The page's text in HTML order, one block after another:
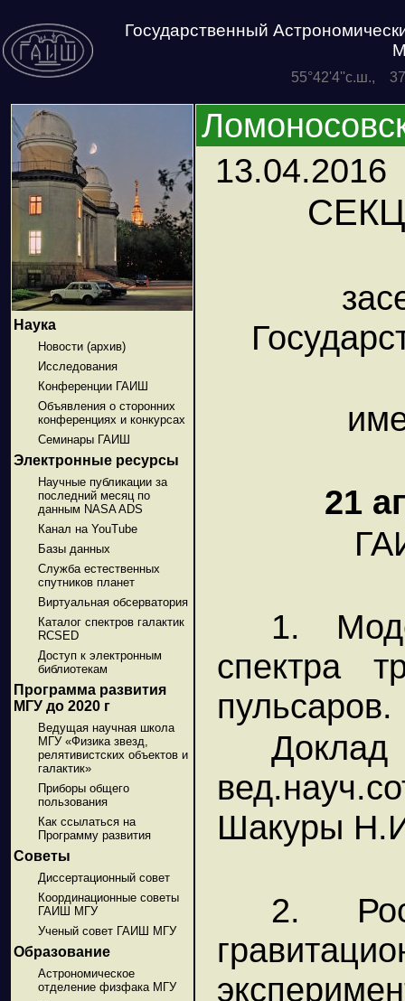
Государственный
55°42'4''с.ш.,
Наука
Новости (архив)
Исследования
Конференции ГАИШ
Объявления о сторонних
конференциях и конкурсах
Семинары ГАИШ
Электронные ресурсы
Научные публикации за
последний месяц по
данным NASA ADS
Канал на YouTube
Базы данных
Служба естественных
спутников планет
Виртуальная обсерватория
Каталог спектров галактик
RCSED
Доступ к электронным
библиотекам
Программа развития
МГУ до 2020 г
Ведущая научная школа
МГУ «Физика звезд,
релятивистских объектов и
галактик»
Приборы общего
пользования
Как ссылаться на
Программу развития
Советы
Диссертационный совет
Координационные советы
ГАИШ МГУ
Ученый совет ГАИШ МГУ
Образование
Астрономическое
отделение физфака МГУ
13.04.2016
21
1.
спектра
пульсаров.
Шакуры
2.